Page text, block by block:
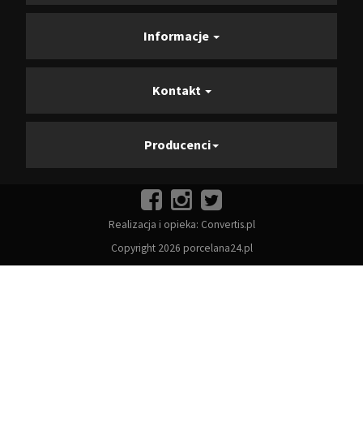
Informacje
Kontakt
Producenci
Realizacja i opieka: Convertis.pl
Copyright 2026 porcelana24.pl